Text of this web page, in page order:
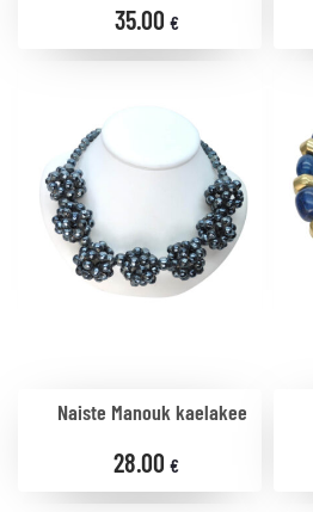
35.00 €
Naiste Manouk kaelakee
28.00 €